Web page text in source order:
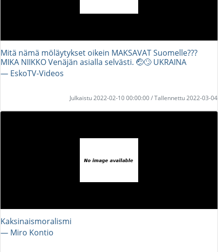
Mitä nämä möläytykset oikein MAKSAVAT Suomelle???
MIKA NIIKKO Venäjän asialla selvästi. 🤕🙄 UKRAINA
― EskoTV-Videos
Julkaistu 2022-02-10 00:00:00 / Tallennettu 2022-03-04
Kaksinaismoralismi
― Miro Kontio